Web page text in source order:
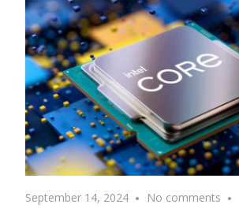
September 14, 2024 No comments